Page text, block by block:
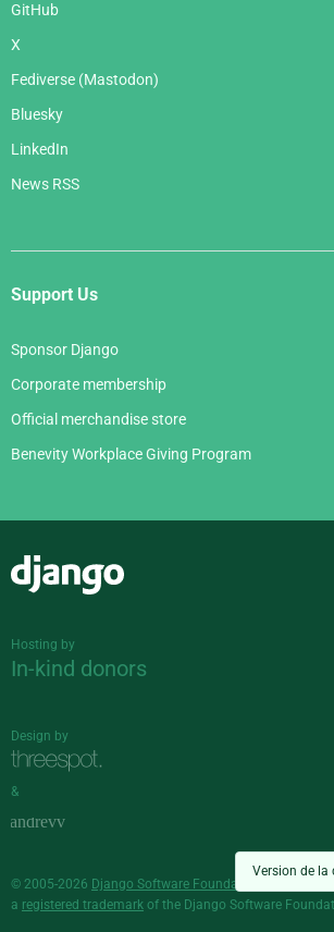
Version de la
GitHub
X
Fediverse (Mastodon)
Bluesky
LinkedIn
News RSS
Support Us
Sponsor Django
Corporate membership
Official merchandise store
Benevity Workplace Giving Program
Hosting by
In-kind donors
Design by
&
© 2005-2026 Django Software Foundation
and
a registered trademark of the Django Software